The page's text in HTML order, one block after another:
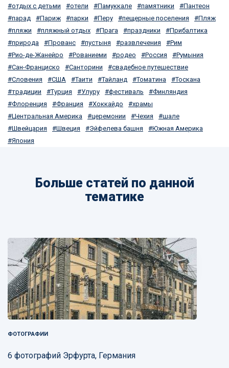
отдых с детьми
отели Памуккале памятники
Пантеон
парад
Париж парки Перу пещерные поселения
Пляж
пляжи
пляжный отдых Прага праздники
Прибалтика
природа
Прованс пустыня развлечения
Рим
Рио-де-Жанейро
Рованиеми родео Россия
Румыния
Сан-Франциско
Санторини
свадебное путешествие
Словения
США Таити Тайланд Томатина
Тоскана
традиции
Турция Улуру фестиваль
Финляндия
Флоренция
Франция Хоккайдо
храмы
Центральная Америка
церемонии Чехия
шале
Швейцария
Швеция Эйфелева башня
Южная Америка
Япония
Больше статей по данной
тематике
ФОТОГРАФИИ
6 фотографий Эрфурта, Германия